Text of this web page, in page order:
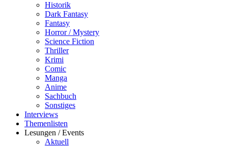
Historik
Dark Fantasy
Fantasy
Horror / Mystery
Science Fiction
Thriller
Krimi
Comic
Manga
Anime
Sachbuch
Sonstiges
Interviews
Themenlisten
Lesungen / Events
Aktuell